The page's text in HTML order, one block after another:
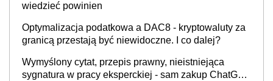
wiedzieć powinien
Optymalizacja podatkowa a DAC8 - kryptowaluty za
granicą przestają być niewidoczne. I co dalej?
Wymyślony cytat, przepis prawny, nieistniejąca
sygnatura w pracy eksperckiej - sam zakup ChatGPT